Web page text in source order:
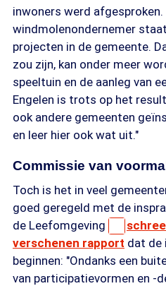
inwoners werd afgesproken.
windmolenondernemer
projecten in de gemeente.
zou zijn, kan onder meer
speeltuin en de aanleg van
Engelen is trots op het
ook andere gemeenten
en leer hier ook wat uit."
Commissie van
Toch is het in veel
goed geregeld met de
de Leefomgeving
verschenen rapport dat de
beginnen: "Ondanks een
van participatievormen en -